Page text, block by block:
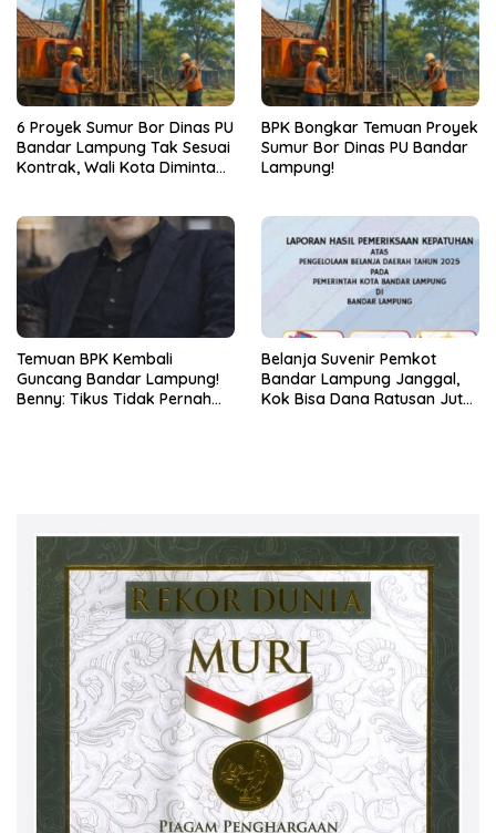
6 Proyek Sumur Bor Dinas PU
Bandar Lampung Tak Sesuai
Kontrak, Wali Kota Diminta
BPK Bongkar Temuan Proyek
Sumur Bor Dinas PU Bandar
Lampung!
Temuan BPK Kembali
Guncang Bandar Lampung!
Benny: Tikus Tidak Pernah
Belanja Suvenir Pemkot
Bandar Lampung Janggal,
Kok Bisa Dana Ratusan Juta